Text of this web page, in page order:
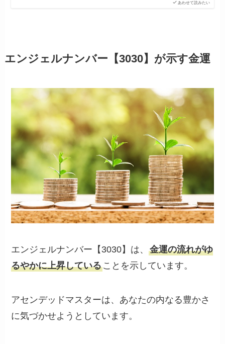
あわせて読みたい
エンジェルナンバー【3030】が示す金運
エンジェルナンバー【3030】は、金運の流れがゆ
るやかに上昇していることを示しています。
アセンデッドマスターは、あなたの内なる豊かさ
に気づかせようとしています。